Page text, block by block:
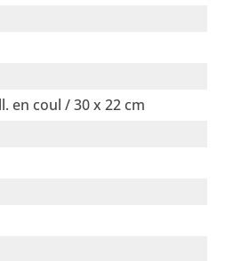
en coul / 30 x 22 cm